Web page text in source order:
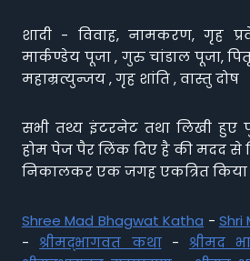
शादी - विवाह, नामकरण, गृह
मार्कण्डेय पूजा , गुरु चांडाल पूजा,
महाम्रत्युन्जय , गृह शांति , वास्तु दोष
सभी तथ्य इंटरनेट तथा लिखी हुए
होम पेज पैर लिंक दिए है की मदद से
निकालकर एक जगह एकत्रित किया
Shree Mad Bhagwat Katha - Shri
- श्रीमद्भागवत कथा- श्रीमद